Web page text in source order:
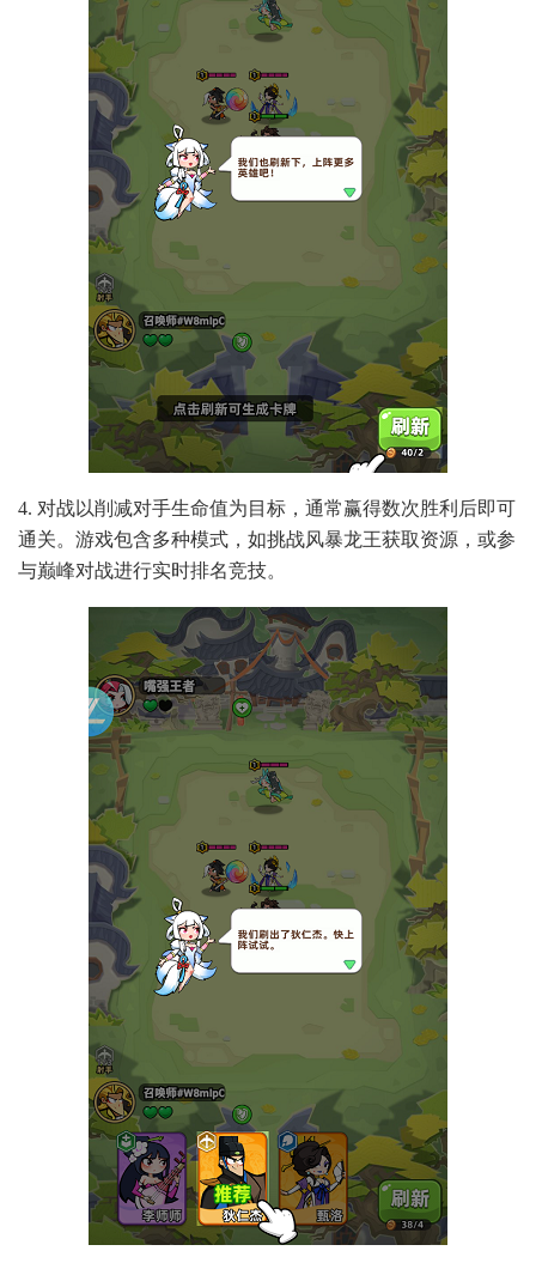
4. 对战以削减对手生命值为目标，通常赢得数次胜利后即可
通关。游戏包含多种模式，如挑战风暴龙王获取资源，或参
与巅峰对战进行实时排名竞技。